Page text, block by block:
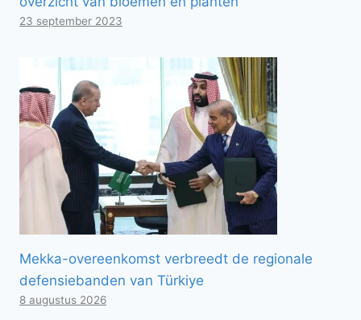
23 september 2023
Mekka-overeenkomst verbreedt de regionale
defensiebanden van Türkiye
8 augustus 2026